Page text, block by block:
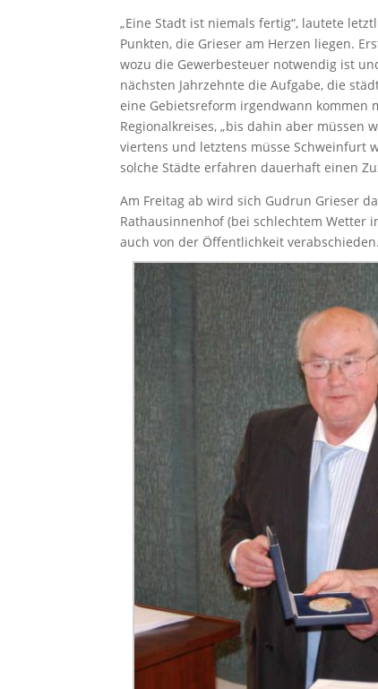
„Eine Stadt ist niemals fertig“, lautete
Punkten, die Grieser am Herzen liegen.
wozu die Gewerbesteuer notwendig ist
nächsten Jahrzehnte die Aufgabe, die
eine Gebietsreform irgendwann kommen
Regionalkreises, „bis dahin aber müssen
viertens und letztens müsse Schweinfurt
solche Städte erfahren dauerhaft einen
Am Freitag ab wird sich Gudrun Grieser
Rathausinnenhof (bei schlechtem Wetter
auch von der Öffentlichkeit verabschieden.